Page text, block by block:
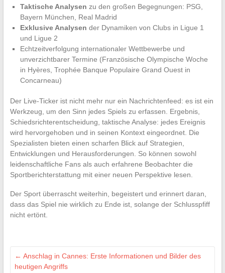
Taktische Analysen zu den großen Begegnungen: PSG,
Bayern München, Real Madrid
Exklusive Analysen der Dynamiken von Clubs in Ligue 1
und Ligue 2
Echtzeitverfolgung internationaler Wettbewerbe und
unverzichtbarer Termine (Französische Olympische Woche
in Hyères, Trophée Banque Populaire Grand Ouest in
Concarneau)
Der Live-Ticker ist nicht mehr nur ein Nachrichtenfeed: es ist ein
Werkzeug, um den Sinn jedes Spiels zu erfassen. Ergebnis,
Schiedsrichterentscheidung, taktische Analyse: jedes Ereignis
wird hervorgehoben und in seinen Kontext eingeordnet. Die
Spezialisten bieten einen scharfen Blick auf Strategien,
Entwicklungen und Herausforderungen. So können sowohl
leidenschaftliche Fans als auch erfahrene Beobachter die
Sportberichterstattung mit einer neuen Perspektive lesen.
Der Sport überrascht weiterhin, begeistert und erinnert daran,
dass das Spiel nie wirklich zu Ende ist, solange der Schlusspfiff
nicht ertönt.
← Anschlag in Cannes: Erste Informationen und Bilder des
heutigen Angriffs